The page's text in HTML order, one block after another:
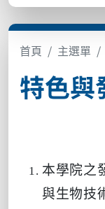
首頁 主選單
特色與
本學院之
與生物技